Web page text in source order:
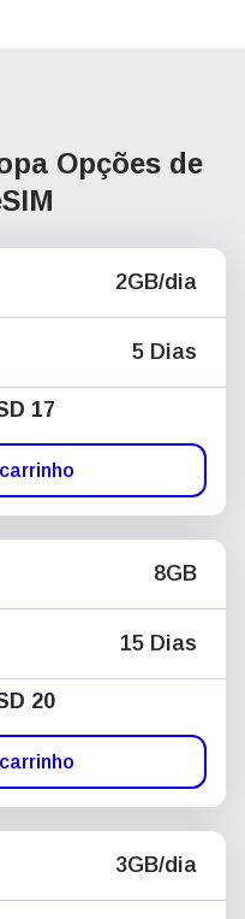
Opções de
2GB/dia
5 Dias
17
8GB
15 Dias
20
3GB/dia